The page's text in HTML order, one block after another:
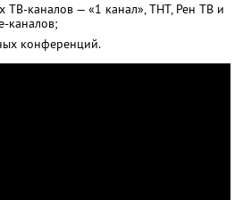
ТВ-каналов — «1 канал», ТНТ, Рен ТВ и
каналов;
конференций.